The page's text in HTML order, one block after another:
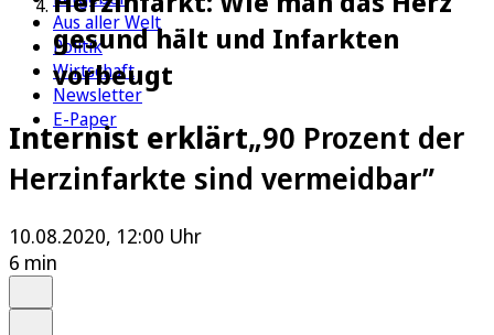
Aus aller Welt
Politik
Wirtschaft
Newsletter
E-Paper
gesund hält und Infarkten
vorbeugt
Internist erklärt„90 Prozent der
Herzinfarkte sind vermeidbar”
10.08.2020, 12:00 Uhr
6 min